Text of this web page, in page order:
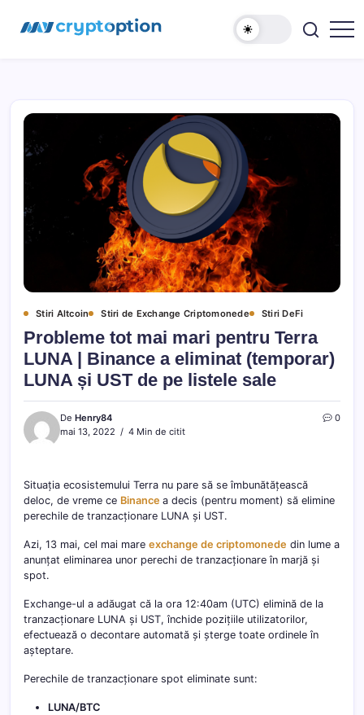
MyCryptOption
Stiri Altcoin Stiri de Exchange Criptomonede Stiri DeFi
Probleme tot mai mari pentru Terra
LUNA | Binance a eliminat (temporar)
LUNA și UST de pe listele sale
De Henry84
mai 13, 2022
4 Min de citit
0
Situația ecosistemului Terra nu pare să se îmbunătățească
deloc, de vreme ce Binance a decis (pentru moment) să elimine
perechile de tranzacționare LUNA și UST.
Azi, 13 mai, cel mai mare exchange de criptomonede din lume a
anunțat eliminarea unor perechi de tranzacționare în marjă și
spot.
Exchange-ul a adăugat că la ora 12:40am (UTC) elimină de la
tranzacționare LUNA și UST, închide pozițiile utilizatorilor,
efectuează o decontare automată și șterge toate ordinele în
așteptare.
Perechile de tranzacționare spot eliminate sunt:
LUNA/BTC